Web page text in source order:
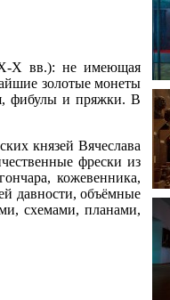
X вв.): не имеющая
золотые монеты
фибулы и пряжки. В
князей Вячеслава
фрески из
кожевенника,
давности, объёмные
схемами, планами,